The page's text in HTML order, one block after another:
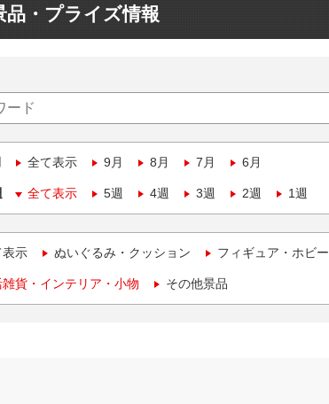
品・プライズ情報
全て表示 9月 8月 7月 6月
全て表示 5週 4週 3週 2週 1週
表示 ぬいぐるみ・クッション フィギュア・ホビー
貨・インテリア・小物 その他景品